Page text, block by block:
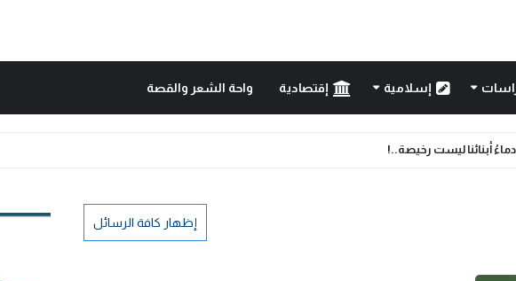
إسلامية إقتصادية واحة الشعر والقصة
وأحقاد البدو: كيف تُدار المعارك بعقول العلماء لا بغيرة ا...
إظهار كافة الرسائل